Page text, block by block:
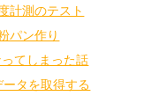
計測のテスト
パン作り
てしまった話
タを取得する